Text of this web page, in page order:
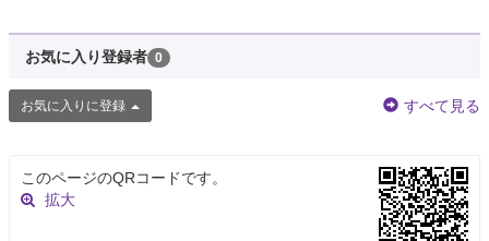
お気に入り登録者 0
お気に入りに登録 すべて見る
このページのQRコードです。
拡大